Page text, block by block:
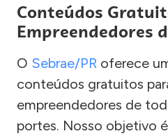
Conteúdos
Empreendedores
O Sebrae/PR oferece
conteúdos gratuitos
empreendedores de
portes. Nosso objetivo